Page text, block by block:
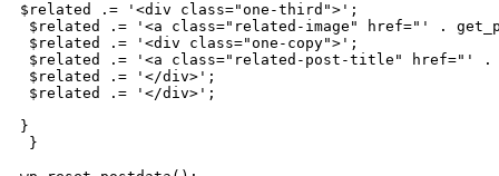
$related .= '<div class="one-third">';
$related .= '<a class="related-image" href="' .
$related .= '<div class="one-copy">';
$related .= '<a class="related-post-title"
$related .= '</div>';
$related .= '</div>';
}
}